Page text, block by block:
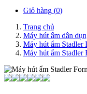
Giỏ hàng (0)
Trang chủ
Máy hút ẩm dân
Máy hút ẩm Stadler
Máy hút ẩm Stadler